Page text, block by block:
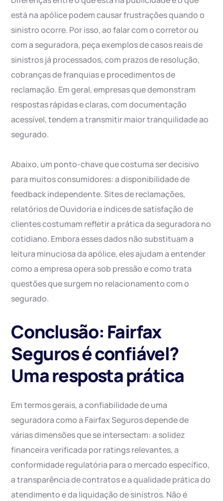
está na apólice podem causar frustrações quando o
sinistro ocorre. Por isso, ao falar com o corretor ou
com a seguradora, peça exemplos de casos reais de
sinistros já processados, com prazos de resolução,
cobranças de franquias e procedimentos de
reclamação. Em geral, empresas que demonstram
respostas rápidas e claras, com documentação
acessível, tendem a transmitir maior tranquilidade ao
segurado.
Abaixo, um ponto-chave que costuma ser decisivo
para muitos consumidores: a disponibilidade de
feedback independente. Sites de reclamações,
relatórios de Ouvidoria e índices de satisfação de
clientes costumam refletir a prática da seguradora no
cotidiano. Embora esses dados não substituam a
leitura minuciosa da apólice, eles ajudam a entender
como a empresa opera sob pressão e como trata
questões que surgem no relacionamento com o
segurado.
Conclusão: Fairfax
Seguros é confiável?
Uma resposta prática
Em termos gerais, a confiabilidade de uma
seguradora como a Fairfax Seguros depende de
várias dimensões que se intersectam: a solidez
financeira verificada por ratings relevantes, a
conformidade regulatória para o mercado específico,
a transparência de contratos e a qualidade prática do
atendimento e da liquidação de sinistros. Não é